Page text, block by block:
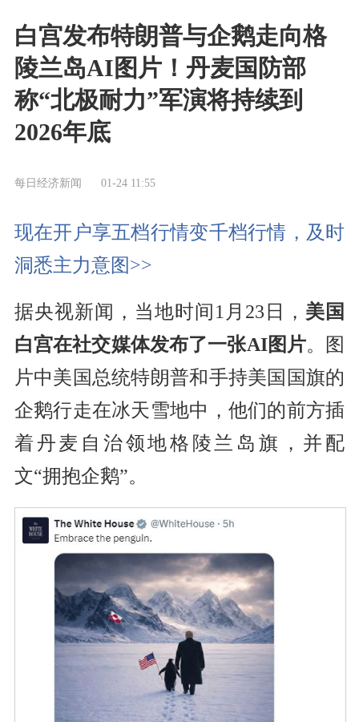
白宫发布特朗普与企鹅走向格
陵兰岛AI图片！丹麦国防部
称“北极耐力”军演将持续到
2026年底
每日经济新闻 01-24 11:55
现在开户享五档行情变千档行情，及时
洞悉主力意图>>
据央视新闻，当地时间1月23日， 美国
白宫在社交媒体发布了一张AI图片。图
片中美国总统特朗普和手持美国国旗的
企鹅行走在冰天雪地中，他们的前方插
着丹麦自治领地格陵兰岛旗，并配
文“拥抱企鹅”。